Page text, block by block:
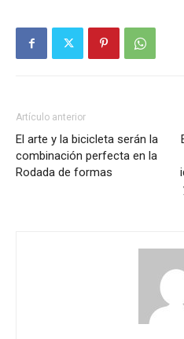
Artículo anterior
El arte y la bicicleta serán la
combinación perfecta en la
Rodada de formas